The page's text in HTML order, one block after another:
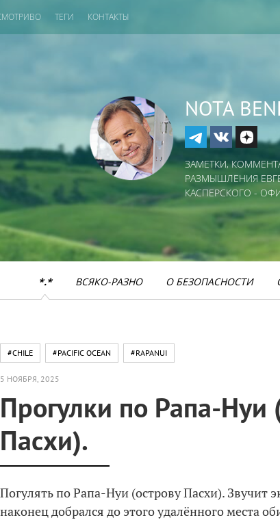
ТЕГИ КОНТАКТЫ
NOTA
ЗАМЕТКИ,
РАЗМЫШЛЕНИЯ
КАСПЕРСКОГО -
*.* ВСЯКО-РАЗНО О БЕЗОПАСНОСТИ
#CHILE #PACIFIC OCEAN #RAPANUI
5 НОЯБРЯ, 2025
Прогулки по Рапа-Нуи
Пасхи).
Погулять по Рапа-Нуи (острову Пасхи). Звучит
наконец добрался до этого удалённого места